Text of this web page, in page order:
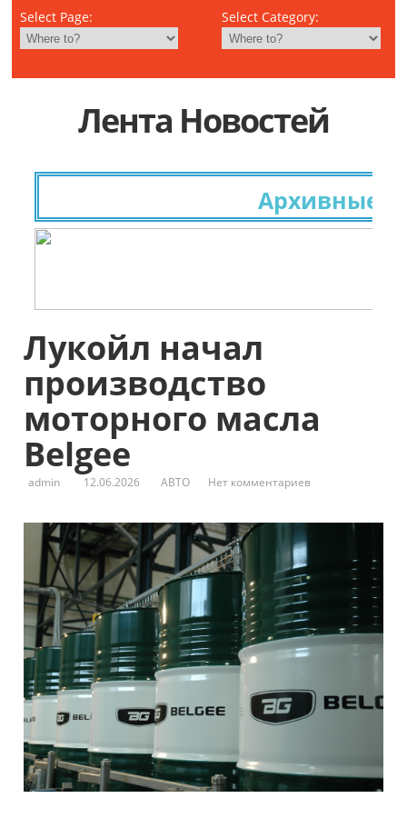
Select Page: Select Category:
Лента Новостей
Архивные
Лукойл начал
производство
моторного масла
Belgee
admin 12.06.2026 АВТО Нет комментариев